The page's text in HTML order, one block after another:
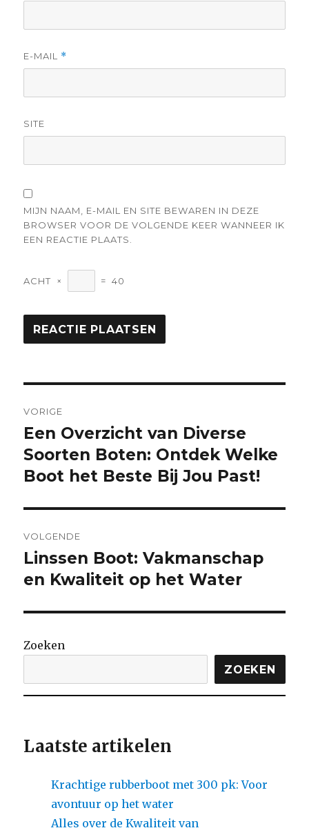
E-MAIL *
SITE
MIJN NAAM, E-MAIL EN SITE BEWAREN IN DEZE
BROWSER VOOR DE VOLGENDE KEER WANNEER IK
EEN REACTIE PLAATS.
ACHT × = 40
VORIGE
Vorige
bericht:
Een Overzicht van Diverse
Soorten Boten: Ontdek Welke
Boot het Beste Bij Jou Past!
VOLGENDE
Volgende
bericht:
Linssen Boot: Vakmanschap
en Kwaliteit op het Water
Zoeken
ZOEKEN
Laatste artikelen
Krachtige rubberboot met 300 pk: Voor
avontuur op het water
Alles over de Kwaliteit van